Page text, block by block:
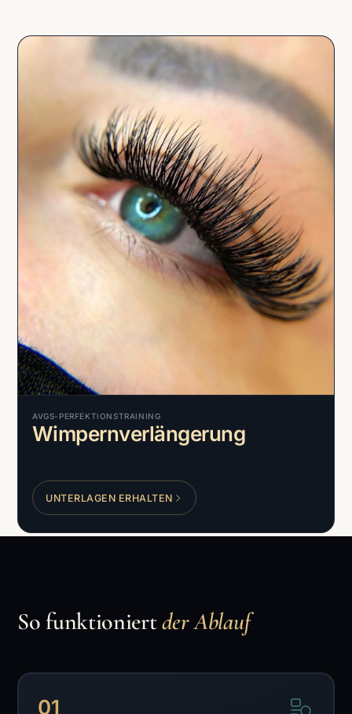
AVGS-PERFEKTIONSTRAINING
Wimpernverlängerung
UNTERLAGEN ERHALTEN
So funktioniertder Ablauf
01